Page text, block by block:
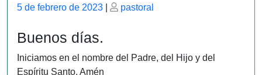
Publicado
5 de febrero de 2023
Publicado
pastoral
Buenos días.
Iniciamos en el nombre del Padre, del Hijo y del
Espíritu Santo. Amén